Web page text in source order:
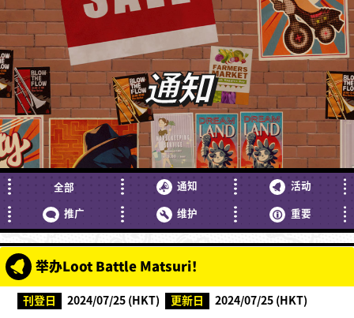
通知
全部 通知
活动
推广
维护 重要
举办Loot Battle Matsuri！
刊登日 2024/07/25 (HKT) 更新日 2024/07/25 (HKT)